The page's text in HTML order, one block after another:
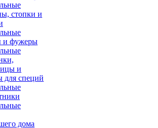
стопки и
и фужеры
и
для специй
дома